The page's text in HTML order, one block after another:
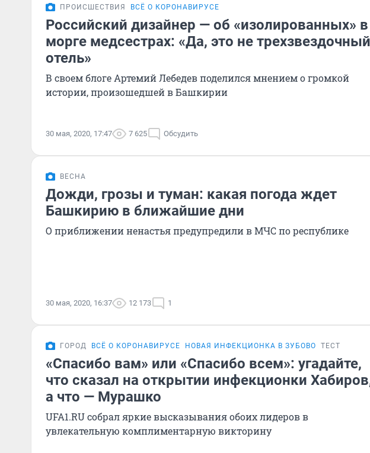
ПРОИСШЕСТВИЯ ВСЁ О КОРОНАВИРУСЕ
Российский дизайнер — об «изолированных» в
морге медсестрах: «Да, это не трехзвездочный
отель»
В своем блоге Артемий Лебедев поделился мнением о громкой
истории, произошедшей в Башкирии
30 мая, 2020, 17:47 7 625 Обсудить
ВЕСНА
Дожди, грозы и туман: какая погода ждет
Башкирию в ближайшие дни
О приближении ненастья предупредили в МЧС по республике
30 мая, 2020, 16:37 12 173 1
ГОРОД ВСЁ О КОРОНАВИРУСЕ НОВАЯ ИНФЕКЦИОНКА В ЗУБОВО ТЕСТ
«Спасибо вам» или «Спасибо всем»: угадайте,
что сказал на открытии инфекционки
а что — Мурашко
UFA1.RU собрал яркие высказывания обоих лидеров в
увлекательную комплиментарную викторину